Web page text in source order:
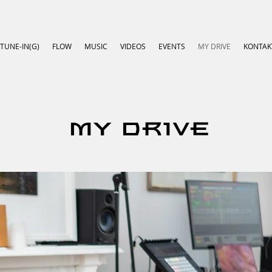
TUNE-IN(G) FLOW MUSIC VIDEOS EVENTS MY DRIVE
MY DRIVE